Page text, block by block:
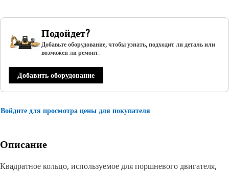
Подойдет?
Добавьте оборудование, чтобы узнать, подходит ли деталь или
возможен ли ремонт.
Добавить оборудование
Войдите для просмотра цены для покупателя
Описание
Квадратное кольцо, используемое для поршневого двигателя,